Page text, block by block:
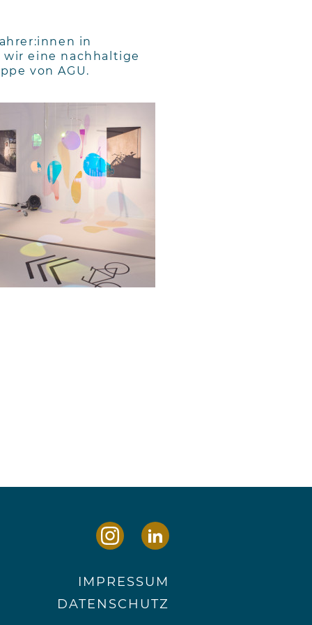
in
eine nachhaltige
von AGU.
IMPRESSUM
DATENSCHUTZ